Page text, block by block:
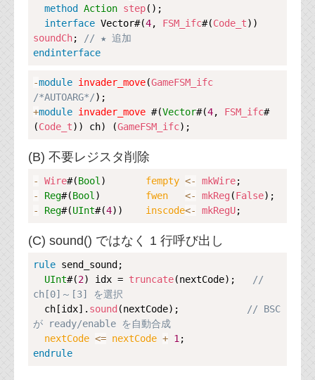
method
Action step();
interface Vector#(4, FSM_ifc#(Code_t
soundCh;
// ★ 追加
endinterface
-module invader_move(GameFSM_ifc
/*AUTOARG*/
+module invader_move #(Vector#(4, FSM_ifc#
(Code_t)) ch) (GameFSM_ifc
(B) 不要レジスタ削除
- Wire#(Bool ) fempty <- mkWire
-
Reg#(Bool ) fwen <- mkReg (False
-
Reg#(UInt#(4)) inscode<- mkRegU
(C) sound() ではなく 1 行呼び出し
rule send_sound ;
UInt#(2) idx = truncate(nextCode);
//
ch[0]～[3] を選択
  ch[idx].
sound (nextCode);
// BSC
が ready/enable を自動合成
nextCode <= nextCode + 1
endrule